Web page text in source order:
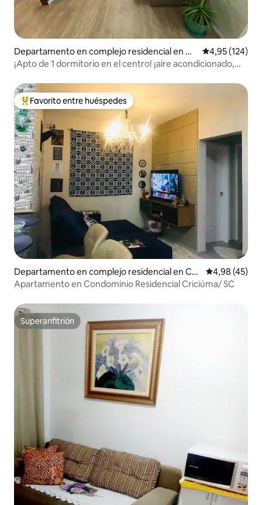
Departamento en complejo residencial en Ce
ntro
Calificación
4,95 (124)
¡Apto de 1 dormitorio en el centro! ¡aire acondicionado,
Favorito entre los huéspedes más destacados
Favorito entre huéspedes
Departamento en complejo residencial en Cri
ciúma
Calificación
4,98 (45)
Apartamento en Condominio Residencial Criciúma/ SC
Superanfitrión
Superanfitrión